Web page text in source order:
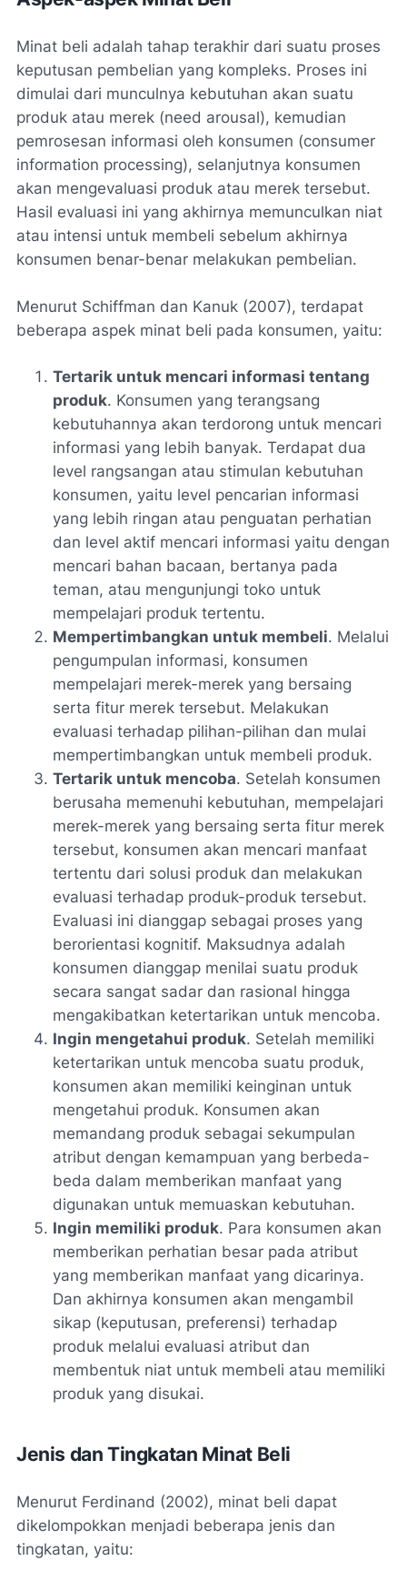
Minat beli adalah tahap terakhir dari suatu proses
keputusan pembelian yang kompleks. Proses ini
dimulai dari munculnya kebutuhan akan suatu
produk atau merek (need arousal), kemudian
pemrosesan informasi oleh konsumen (consumer
information processing), selanjutnya konsumen
akan mengevaluasi produk atau merek tersebut.
Hasil evaluasi ini yang akhirnya memunculkan niat
atau intensi untuk membeli sebelum akhirnya
konsumen benar-benar melakukan pembelian.
Menurut Schiffman dan Kanuk (2007), terdapat
beberapa aspek minat beli pada konsumen, yaitu:
Tertarik untuk mencari informasi tentang
produk. Konsumen yang terangsang
kebutuhannya akan terdorong untuk mencari
informasi yang lebih banyak. Terdapat dua
level rangsangan atau stimulan kebutuhan
konsumen, yaitu level pencarian informasi
yang lebih ringan atau penguatan perhatian
dan level aktif mencari informasi yaitu dengan
mencari bahan bacaan, bertanya pada
teman, atau mengunjungi toko untuk
mempelajari produk tertentu.
Mempertimbangkan untuk membeli. Melalui
pengumpulan informasi, konsumen
mempelajari merek-merek yang bersaing
serta fitur merek tersebut. Melakukan
evaluasi terhadap pilihan-pilihan dan mulai
mempertimbangkan untuk membeli produk.
Tertarik untuk mencoba. Setelah konsumen
berusaha memenuhi kebutuhan, mempelajari
merek-merek yang bersaing serta fitur merek
tersebut, konsumen akan mencari manfaat
tertentu dari solusi produk dan melakukan
evaluasi terhadap produk-produk tersebut.
Evaluasi ini dianggap sebagai proses yang
berorientasi kognitif. Maksudnya adalah
konsumen dianggap menilai suatu produk
secara sangat sadar dan rasional hingga
mengakibatkan ketertarikan untuk mencoba.
Ingin mengetahui produk. Setelah memiliki
ketertarikan untuk mencoba suatu produk,
konsumen akan memiliki keinginan untuk
mengetahui produk. Konsumen akan
memandang produk sebagai sekumpulan
atribut dengan kemampuan yang berbeda-
beda dalam memberikan manfaat yang
digunakan untuk memuaskan kebutuhan.
Ingin memiliki produk. Para konsumen akan
memberikan perhatian besar pada atribut
yang memberikan manfaat yang dicarinya.
Dan akhirnya konsumen akan mengambil
sikap (keputusan, preferensi) terhadap
produk melalui evaluasi atribut dan
membentuk niat untuk membeli atau memiliki
produk yang disukai.
Jenis dan Tingkatan Minat Beli
Menurut Ferdinand (2002), minat beli dapat
dikelompokkan menjadi beberapa jenis dan
tingkatan, yaitu: